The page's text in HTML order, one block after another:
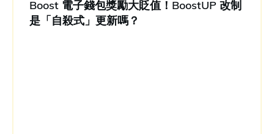
Boost 電子錢包獎勵大貶值！BoostUP 改制
是「自殺式」更新嗎？